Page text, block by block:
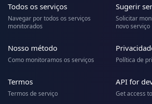
Todos os serviços
Navegar por todos os serviços
monitorados
Sugerir
Solicitar
novo serviço
Nosso método
Como monitoramos os serviços Política de
Termos
Termos de serviço
API for
Get access